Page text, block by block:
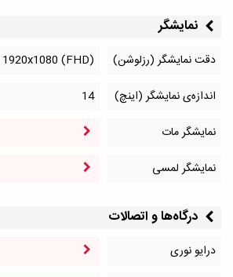
نمایشگر
دقت نمایشگر (رزلوشن)
1920x1080 (FHD)
اندازه‌ی نمایشگر (اینچ)
14
نمایشگر مات
نمایشگر لمسی
درگاه‌ها و اتصالات
درایو نوری